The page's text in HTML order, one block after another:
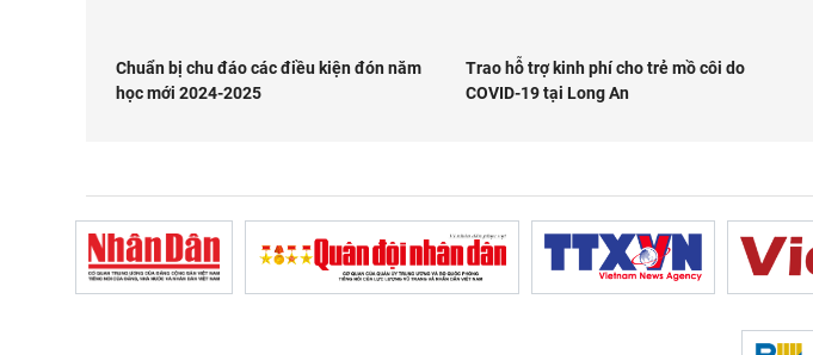
Chuẩn bị chu đáo các điều kiện đón năm
học mới 2024-2025
Trao hỗ trợ kinh phí cho trẻ mồ côi do
COVID-19 tại Long An